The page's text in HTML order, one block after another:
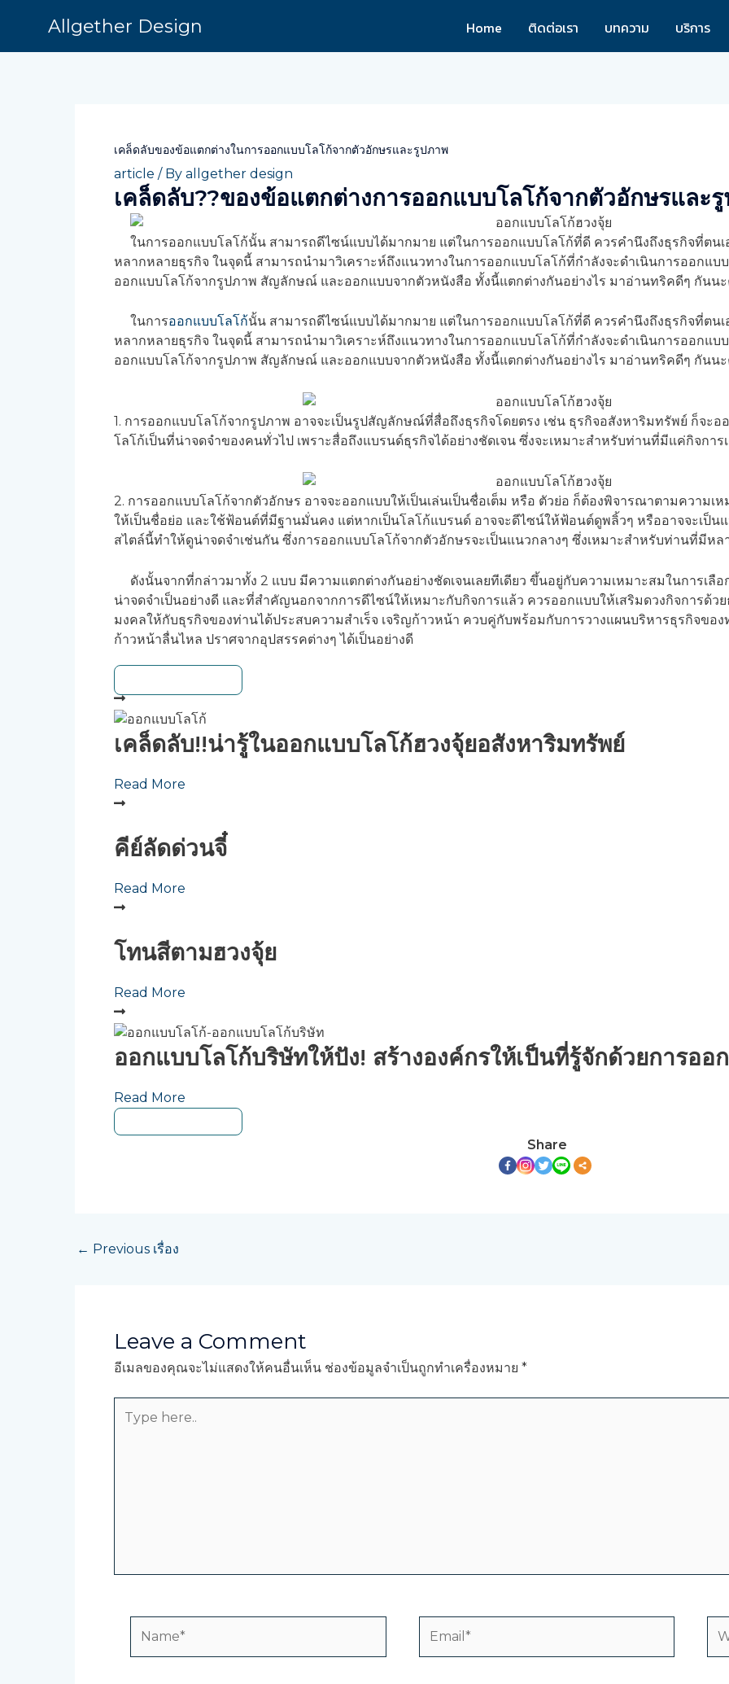
Allgether Design Home ติดต่อเรา บทความ บริการ
เคล็ดลับของข้อแตกต่างในการออกแบบโลโก้จากตัวอักษรและรูปภาพ
article / By allgether design
เคล็ดลับ??ของข้อแตกต่างการออกแบบโลโก้จากตัวอักษรและ
ในการออกแบบโลโก้นั้น สามารถดีไซน์แบบได้มากมาย แต่ในการออกแบบโลโก้ที่ดี ควรคำนึงถึงธุรกิจที่ตนเ
หลากหลายธุรกิจ ในจุดนี้ สามารถนำมาวิเคราะห์ถึงแนวทางในการออกแบบโลโก้ที่กำลังจะดำเนินการออกแบ
ออกแบบโลโก้จากรูปภาพ สัญลักษณ์ และออกแบบจากตัวหนังสือ ทั้งนี้แตกต่างกันอย่างไร มาอ่านทริคดีๆ กันนะ
ในการออกแบบโลโก้นั้น สามารถดีไซน์แบบได้มากมาย แต่ในการออกแบบโลโก้ที่ดี ควรคำนึงถึงธุรกิจที่ตนเ
หลากหลายธุรกิจ ในจุดนี้ สามารถนำมาวิเคราะห์ถึงแนวทางในการออกแบบโลโก้ที่กำลังจะดำเนินการออกแบ
ออกแบบโลโก้จากรูปภาพ สัญลักษณ์ และออกแบบจากตัวหนังสือ ทั้งนี้แตกต่างกันอย่างไร มาอ่านทริคดีๆ กันนะ
1. การออกแบบโลโก้จากรูปภาพ อาจจะเป็นรูปสัญลักษณ์ที่สื่อถึงธุรกิจโดยตรง เช่น ธุรกิจอสังหาริมทรัพย์ ก็จะอ
โลโก้เป็นที่น่าจดจำของคนทั่วไป เพราะสื่อถึงแบรนด์ธุรกิจได้อย่างชัดเจน ซึ่งจะเหมาะสำหรับท่านที่มีแค่กิจการ
2. การออกแบบโลโก้จากตัวอักษร อาจจะออกแบบให้เป็นเล่นเป็นชื่อเต็ม หรือ ตัวย่อ ก็ต้องพิจารณาตามความเ
ให้เป็นชื่อย่อ และใช้ฟ้อนต์ที่มีฐานมั่นคง แต่หากเป็นโลโก้แบรนด์ อาจจะดีไซน์ให้ฟ้อนต์ดูพลิ้วๆ หรืออาจจะเป็
สไตล์นี้ทำให้ดูน่าจดจำเช่นกัน ซึ่งการออกแบบโลโก้จากตัวอักษรจะเป็นแนวกลางๆ ซึ่งเหมาะสำหรับท่านที่มีหล
ดังนั้นจากที่กล่าวมาทั้ง 2 แบบ มีความแตกต่างกันอย่างชัดเจนเลยทีเดียว ขึ้นอยู่กับความเหมาะสมในการเลื
น่าจดจำเป็นอย่างดี และที่สำคัญนอกจากการดีไซน์ให้เหมาะกับกิจการแล้ว ควรออกแบบให้เสริมดวงกิจการด้ว
มงคลให้กับธุรกิจของท่านได้ประสบความสำเร็จ เจริญก้าวหน้า ควบคู่กับพร้อมกับการวางแผนบริหารธุรกิจขอ
ก้าวหน้าลื่นไหล ปราศจากอุปสรรคต่างๆ ได้เป็นอย่างดี
เคล็ดลับ!!น่ารู้ในออกแบบโลโก้ฮวงจุ้ยอสังหาริมทรัพย์
Read More
คีย์ลัดด่วนจี๋
Read More
โทนสีตามฮวงจุ้ย
Read More
ออกแบบโลโก้บริษัทให้ปัง! สร้างองค์กรให้เป็นที่รู้จักด้วยการอ
Read More
Share
← Previous เรื่อง
Leave a Comment
อีเมลของคุณจะไม่แสดงให้คนอื่นเห็น ช่องข้อมูลจำเป็นถูกทำเครื่องหมาย *
here..